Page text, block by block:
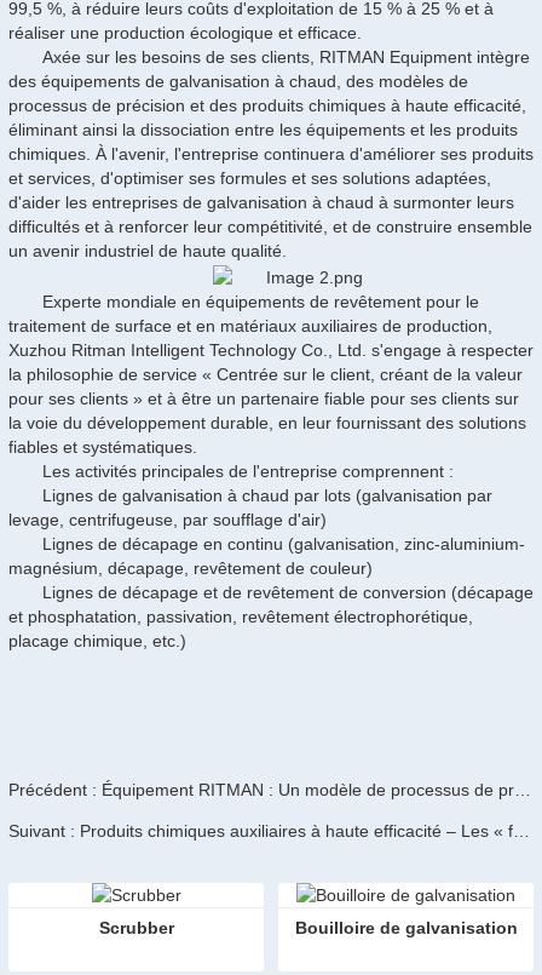
99,5 %, à réduire leurs coûts d'exploitation de 15 % à 25 % et à
réaliser une production écologique et efficace.
Axée sur les besoins de ses clients, RITMAN Equipment intègre
des équipements de galvanisation à chaud, des modèles de
processus de précision et des produits chimiques à haute efficacité,
éliminant ainsi la dissociation entre les équipements et les produits
chimiques. À l'avenir, l'entreprise continuera d'améliorer ses produits
et services, d'optimiser ses formules et ses solutions adaptées,
d'aider les entreprises de galvanisation à chaud à surmonter leurs
difficultés et à renforcer leur compétitivité, et de construire ensemble
un avenir industriel de haute qualité.
Experte mondiale en équipements de revêtement pour le
traitement de surface et en matériaux auxiliaires de production,
Xuzhou Ritman Intelligent Technology Co., Ltd. s'engage à respecter
la philosophie de service « Centrée sur le client, créant de la valeur
pour ses clients » et à être un partenaire fiable pour ses clients sur
la voie du développement durable, en leur fournissant des solutions
fiables et systématiques.
Les activités principales de l'entreprise comprennent :
Lignes de galvanisation à chaud par lots (galvanisation par
levage, centrifugeuse, par soufflage d'air)
Lignes de décapage en continu (galvanisation, zinc-aluminium-
magnésium, décapage, revêtement de couleur)
Lignes de décapage et de revêtement de conversion (décapage
et phosphatation, passivation, revêtement électrophorétique,
placage chimique, etc.)
Scrubber Bouilloire de galvanisation